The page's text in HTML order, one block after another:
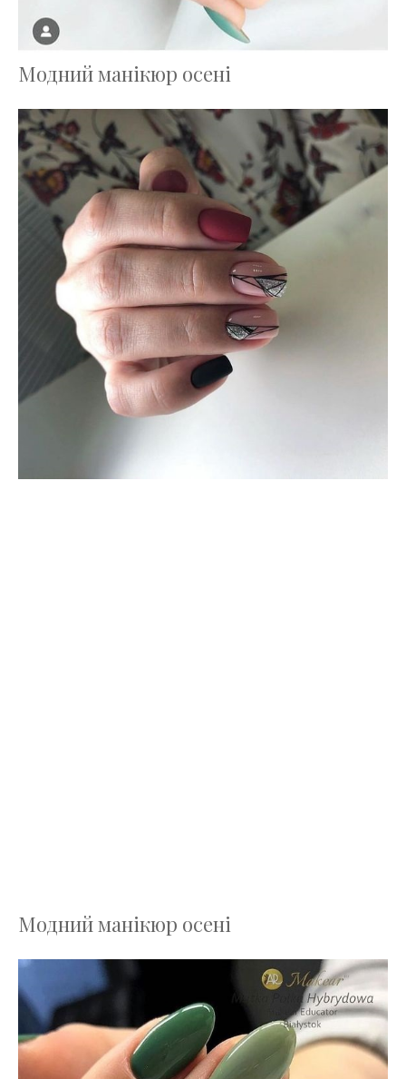
Модний манікюр осені
Модний манікюр осені